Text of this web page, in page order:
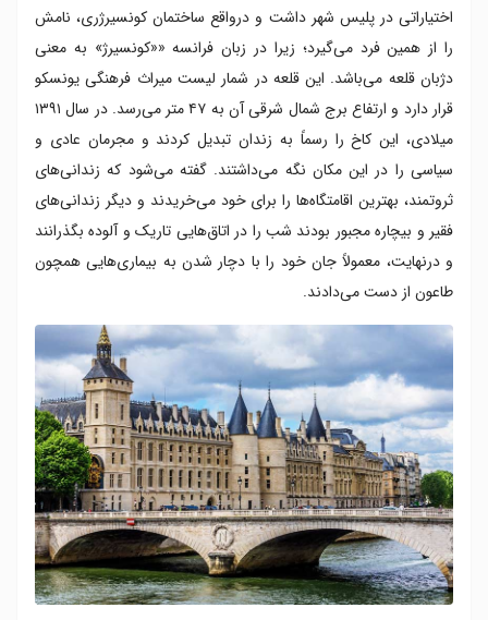
اختیاراتی در پلیس شهر داشت و درواقع ساختمان کونسیرژری، نامش
را از همین فرد می‌گیرد؛ زیرا در زبان فرانسه ««کونسیرژ» به معنی
دژبان قلعه می‌باشد. این قلعه در شمار لیست میراث فرهنگی یونسکو
قرار دارد و ارتفاع برج شمال شرقی آن به ۴۷ متر می‌رسد. در سال ۱۳۹۱
میلادی، این کاخ را رسماً به زندان تبدیل کردند و مجرمان عادی و
سیاسی را در این مکان نگه می‌داشتند. گفته می‌شود که زندانی‌های
ثروتمند، بهترین اقامتگاه‌ها را برای خود می‌خریدند و دیگر زندانی‌های
فقیر و بیچاره مجبور بودند شب را در اتاق‌هایی تاریک و آلوده بگذرانند
و درنهایت، معمولاً جان خود را با دچار شدن به بیماری‌هایی همچون
طاعون از دست می‌دادند.